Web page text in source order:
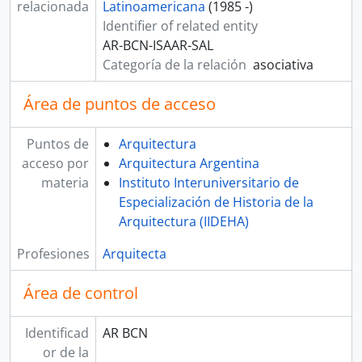
relacionada
Latinoamericana (1985 -)
Identifier of related entity
AR-BCN-ISAAR-SAL
Categoría de la relación asociativa
Área de puntos de acceso
Puntos de
acceso por
materia
Arquitectura
Arquitectura Argentina
Instituto Interuniversitario de
Especialización de Historia de la
Arquitectura (IIDEHA)
Profesiones
Arquitecta
Área de control
Identificad
or de la
AR BCN